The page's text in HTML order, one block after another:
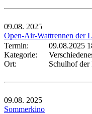
09.08. 2025
Open-Air-Wattrennen der
Termin:
09.08.2025
Kategorie:
Ort:
Schulhof der
09.08. 2025
Sommerkino